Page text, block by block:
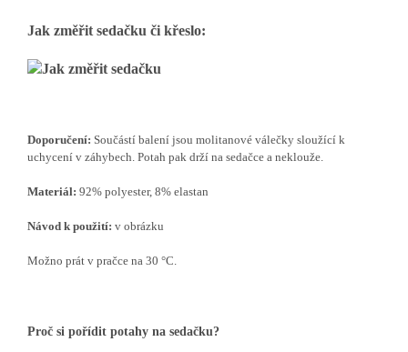
Jak změřit sedačku či křeslo:
Doporučení: Součástí balení jsou molitanové válečky sloužící k
uchycení v záhybech. Potah pak drží na sedačce a neklouže.
Materiál: 92% polyester, 8% elastan
Návod k použití: v obrázku
Možno prát v pračce na 30 °C.
Proč si pořídit potahy na sedačku?